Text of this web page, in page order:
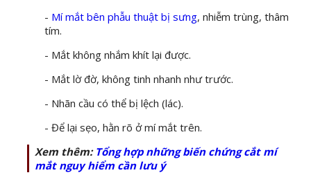
- Mí mắt bên phẫu thuật bị sưng, nhiễm trùng, thâm
tím.
- Mắt không nhắm khít lại được.
- Mắt lờ đờ, không tinh nhanh như trước.
- Nhãn cầu có thể bị lệch (lác).
- Để lại sẹo, hằn rõ ở mí mắt trên.
Xem thêm: Tổng hợp những biến chứng cắt mí
mắt nguy hiểm cần lưu ý